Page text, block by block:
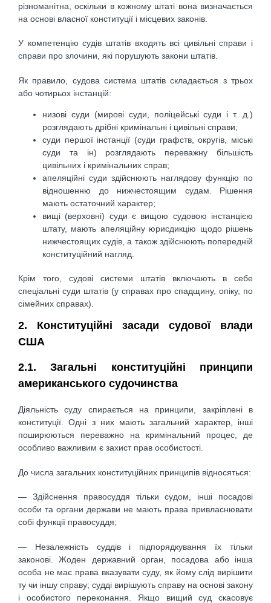
різноманітна, оскільки в кожному штаті вона визначається
на основі власної конституції і місцевих законів.
У компетенцію судів штатів входять всі цивільні справи і
справи про злочини, які порушують закони штатів.
Як правило, судова система штатів складається з трьох
або чотирьох інстанцій:
низові суди (мирові суди, поліцейські суди і т. д.)
розглядають дрібні кримінальні і цивільні справи;
суди першої інстанції (суди графств, округів, міські
суди та ін) розглядають переважну більшість
цивільних і кримінальних справ;
апеляційні суди здійснюють наглядову функцію по
відношенню до нижчестоящим судам. Рішення
мають остаточний характер;
вищі (верховні) суди є вищою судовою інстанцією
штату, мають апеляційну юрисдикцію щодо рішень
нижчестоящих судів, а також здійснюють попередній
конституційний нагляд.
Крім того, судові системи штатів включають в себе
спеціальні суди штатів (у справах про спадщину, опіку, по
сімейних справах).
2. Конституційні засади судової влади
США
2.1. Загальні конституційні принципи
американського судочинства
Діяльність суду спирається на принципи, закріплені в
конституції. Одні з них мають загальний характер, інші
поширюються переважно на кримінальний процес, де
особливо важливим є захист прав особистості.
До числа загальних конституційних принципів відносяться:
— Здійснення правосуддя тільки судом, інші посадові
особи та органи держави не мають права привласнювати
собі функції правосуддя;
— Незалежність суддів і підпорядкування їх тільки
законові. Жоден державний орган, посадова або інша
особа не має права вказувати суду, як йому слід вирішити
ту чи іншу справу; судді вирішують справу на основі закону
і особистого переконання. Якщо вищий суд скасовує